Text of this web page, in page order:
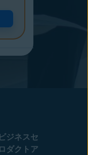
ジネスセ
ダクトア